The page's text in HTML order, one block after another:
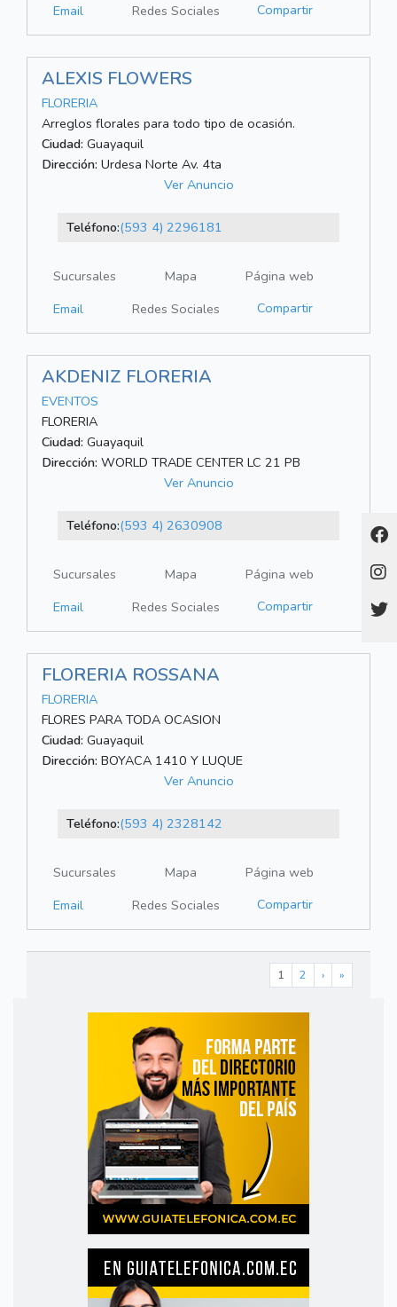
Email
Redes Sociales Compartir
ALEXIS FLOWERS
FLORERIA
Arreglos florales para todo tipo de ocasión.
Ciudad: Guayaquil
Dirección: Urdesa Norte Av. 4ta
Ver Anuncio
Teléfono:(593 4) 2296181
Sucursales Mapa
Página web
Email
Redes Sociales Compartir
AKDENIZ FLORERIA
EVENTOS
FLORERIA
Ciudad: Guayaquil
Dirección: WORLD TRADE CENTER LC 21 PB
Ver Anuncio
Teléfono:(593 4) 2630908
Sucursales Mapa
Página web
Email
Redes Sociales Compartir
FLORERIA ROSSANA
FLORERIA
FLORES PARA TODA OCASION
Ciudad: Guayaquil
Dirección: BOYACA 1410 Y LUQUE
Ver Anuncio
Teléfono:(593 4) 2328142
Sucursales Mapa
Página web
Email
Redes Sociales Compartir
1 2 › »